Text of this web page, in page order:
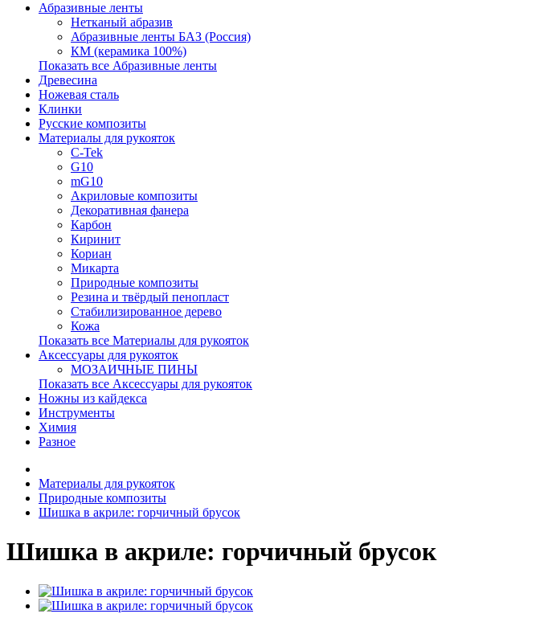
Абразивные ленты
Нетканый абразив
Абразивные ленты БАЗ (Россия)
КМ (керамика 100%)
Показать все Абразивные ленты
Древесина
Ножевая сталь
Клинки
Русские композиты
Материалы для рукояток
C-Tek
G10
mG10
Акриловые композиты
Декоративная фанера
Карбон
Киринит
Кориан
Микарта
Природные композиты
Резина и твёрдый пенопласт
Стабилизированное дерево
Кожа
Показать все Материалы для рукояток
Аксессуары для рукояток
МОЗАИЧНЫЕ ПИНЫ
Показать все Аксессуары для рукояток
Ножны из кайдекса
Инструменты
Химия
Разное
Материалы для рукояток
Природные композиты
Шишка в акриле: горчичный брусок
Шишка в акриле: горчичный брусок